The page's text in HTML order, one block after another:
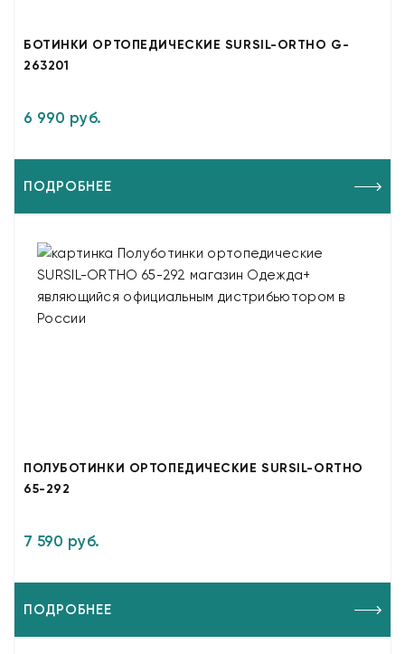
БОТИНКИ ОРТОПЕДИЧЕСКИЕ SURSIL-ORTHO G-
263201
6 990 руб.
ПОДРОБНЕЕ
ПОЛУБОТИНКИ ОРТОПЕДИЧЕСКИЕ SURSIL-ORTHO
65-292
7 590 руб.
ПОДРОБНЕЕ